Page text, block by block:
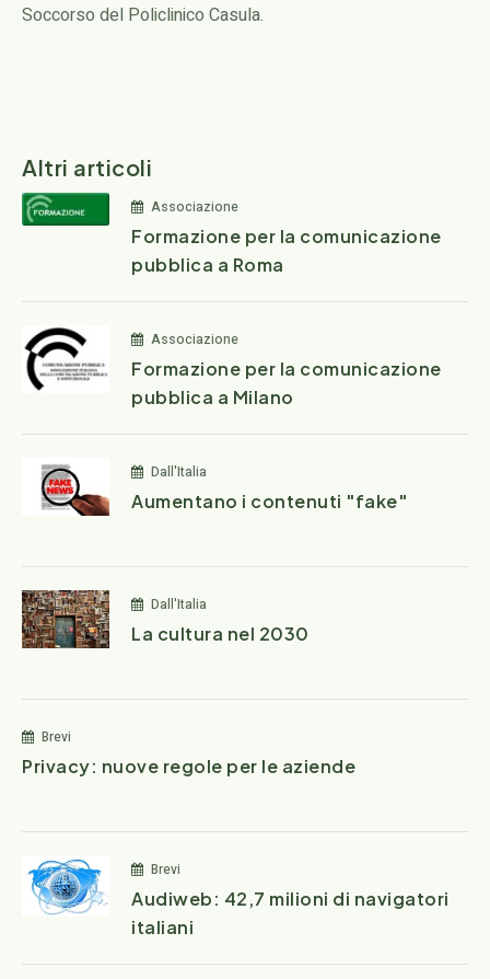
Soccorso del Policlinico Casula.
Altri articoli
Associazione
Formazione per la comunicazione
pubblica a Roma
Associazione
Formazione per la comunicazione
pubblica a Milano
Dall'Italia
Aumentano i contenuti "fake"
Dall'Italia
La cultura nel 2030
Brevi
Privacy: nuove regole per le aziende
Brevi
Audiweb: 42,7 milioni di navigatori
italiani